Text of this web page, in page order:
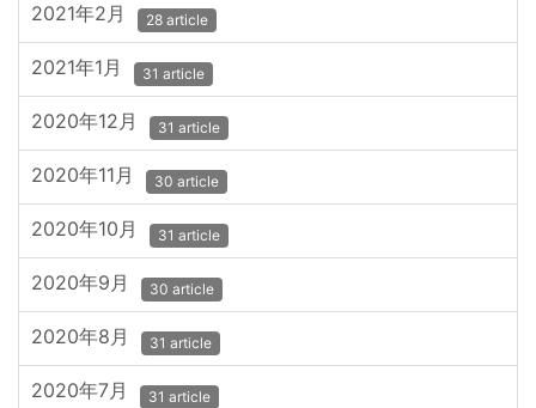
2021年2月 28 article
2021年1月 31 article
2020年12月 31 article
2020年11月 30 article
2020年10月 31 article
2020年9月 30 article
2020年8月 31 article
2020年7月 31 article